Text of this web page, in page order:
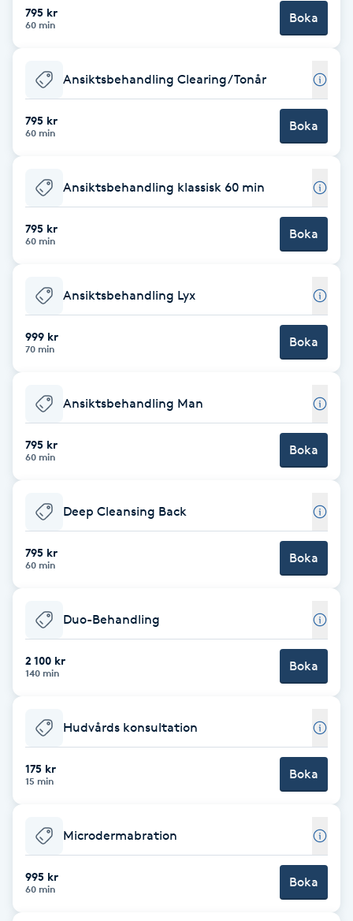
Bröllopsuppsättning
C
Celluliter
Coachning
Diamantslipning
Extensions
Extensions borttagning
Eyeliner-tatuering
F
Face framing
Faceliftmassage
Fet hårbotten
Fibromassage
Fillers
Fotmassage
795 kr
60 min Boka
Ansiktsbehandling Clearing/Tonår
795 kr
60 min Boka
Ansiktsbehandling klassisk 60 min
795 kr
60 min Boka
Ansiktsbehandling Lyx
999 kr
70 min Boka
Ansiktsbehandling Man
795 kr
60 min Boka
Deep Cleansing Back
795 kr
60 min Boka
Duo-Behandling
2 100 kr
140 min Boka
Hudvårds konsultation
175 kr
15 min Boka
Microdermabration
995 kr
60 min Boka